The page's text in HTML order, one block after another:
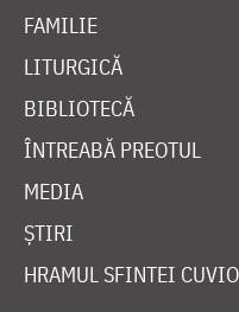
FAMILIE
LITURGICĂ
BIBLIOTECĂ
ÎNTREABĂ PREOTUL
MEDIA
ȘTIRI
HRAMUL SFINTEI